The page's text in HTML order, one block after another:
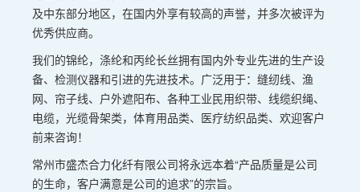
及中东部分地区，在国内外享有较高的声誉，并多次被评为
优秀供应商。
我们的锦纶，涤纶和丙纶长丝拥有国内外专业先进的生产设
备、检测仪器和引进的先进技术。广泛用于：缝纫线、渔
网、帘子线、户外遮阳布、各种工业民用织带、线缆织绳、
电缆，光缆骨架类，体育用品类、医疗纺织品类、欢迎客户
前来咨询！
常州市盛杰合力化纤有限公司将永远本着“产品质量是公司
的生命，客户满意是公司的追求”的宗旨。